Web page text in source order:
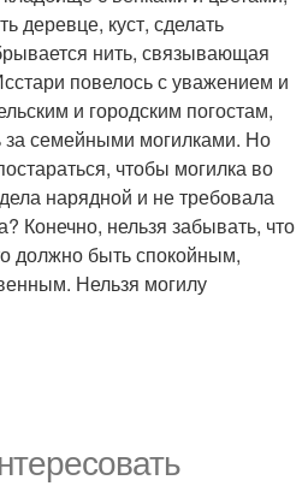
деревце, куст, сделать
нить, связывающая
повелось с уважением и
и городским погостам,
за семейными могилками. Но
чтобы могилка во
нарядной и не требовала
Конечно, нельзя забывать, что
должно быть спокойным,
Нельзя могилу